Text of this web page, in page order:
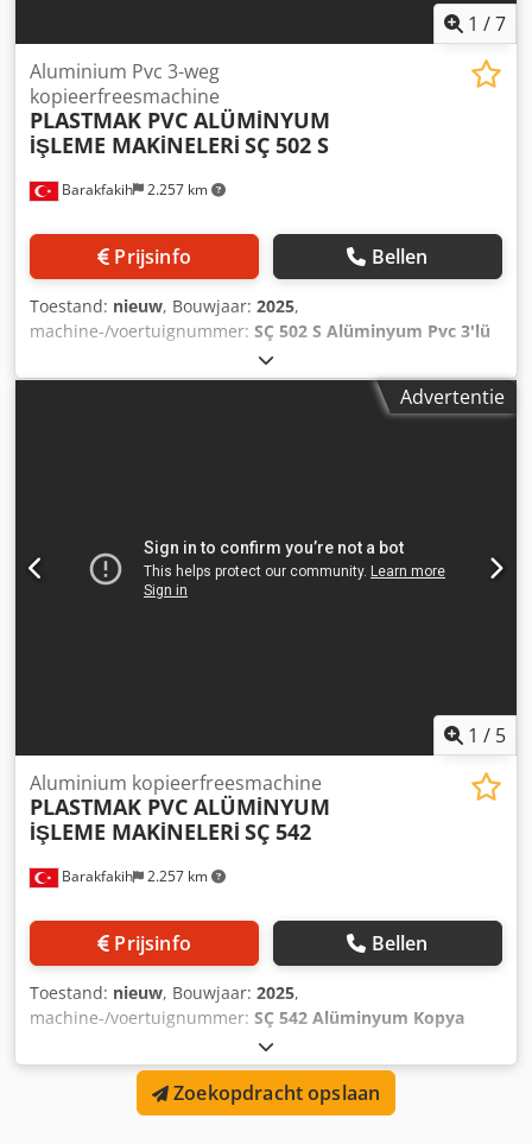
1 /7
Barakfakih 2.257 km
Aluminium Pvc 3-weg
kopieerfreesmachine
PLASTMAK PVC ALÜMİNYUM
İŞLEME MAKİNELERİ SÇ 502 S
Prijsinfo Bellen
Toestand: nieuw, Bouwjaar: 2025,
machine-/voertuignummer: SÇ 502 S Alüminyum Pvc 3'lü
kol yeri delme su tahliye makinesi yüksek frekans
motorlu, - Voldoet aan CE-normen. - Mogelijkheid tot het
openen van vergrendelplaatsen, scharniersleuven,
maken optionele sjabloon - Mogelijkheid om drievoudig
boren kopieerfrees of groefsysteem als één systeem te
laten werken - Hoge frequentie motor (18000
Advertentie
1 / 5
Barakfakih 2.257 km
Aluminium kopieerfreesmachine
PLASTMAK PVC ALÜMİNYUM
İŞLEME MAKİNELERİ SÇ 542
Prijsinfo Bellen
Toestand: nieuw, Bouwjaar: 2025,
machine-/voertuignummer: SÇ 542 Alüminyum Kopya
Freze Makinası Yüksek Frekanslı
normen - Gebruikt in handvat-, slot-, enz. processen van
alle profielen - Het werkt comfortabel met geavanceerde
technologische motorondersteuning. - Hij heeft een
Zoekopdracht opslaan